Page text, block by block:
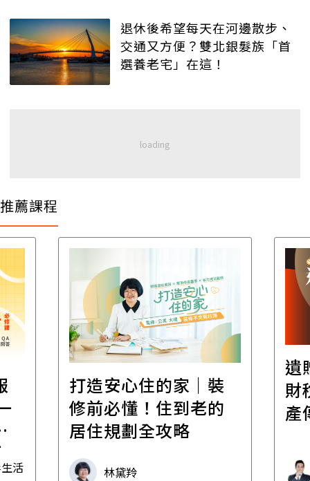
退休後希望每天在河邊散步、
交通又方便？雙北銀髮族「首
選養老宅」在這！
推薦課程
活
打造安心住的家｜裝
修前必懂！住到老的
居住規劃全攻略
林黛羚
遺
財
產